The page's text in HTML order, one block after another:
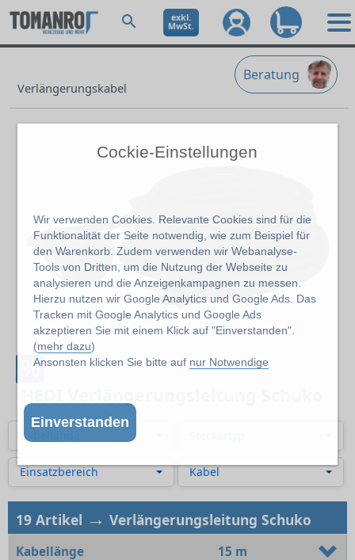
Cockie-Einstellungen
Wir verwenden Cookies. Relevante Cookies sind für die
Funktionalität der Seite notwendig, wie zum Beispiel für
den Warenkorb. Zudem verwenden wir Webanalyse-
Tools von Dritten, um die Nutzung der Webseite zu
analysieren und die Anzeigenkampagnen zu messen.
Hierzu nutzen wir Google Analytics und Google Ads. Das
Tracken mit Google Analytics und Google Ads
akzeptieren Sie mit einem Klick auf "Einverstanden".
(mehr dazu)
Ansonsten klicken Sie bitte auf nur Notwendige
Einverstanden
exkl.
MwSt.
Beratung
Verlängerungskabel
%
Kabellänge
Einsatzbereich Kabel
19 Artikel → Verlängerungsleitung Schuko
Kabellänge 15 m